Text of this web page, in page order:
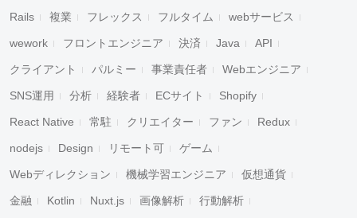
Rails 複業 フレックス フルタイム webサービス
wework フロントエンジニア 決済 Java API
クライアント パルミー 事業責任者 Webエンジニア
SNS運用 分析 経験者 ECサイト Shopify
React Native 常駐 クリエイター ファン Redux
nodejs Design リモート可 ゲーム
Webディレクション 機械学習エンジニア 仮想通貨
金融 Kotlin Nuxt.js 画像解析 行動解析